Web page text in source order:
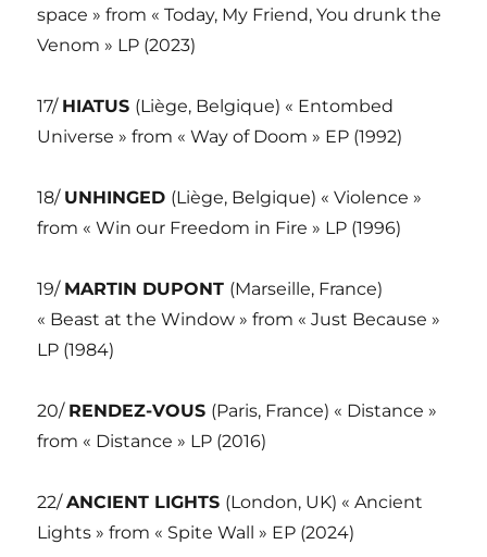
space » from « Today, My Friend, You drunk the
Venom » LP (2023)
17/ HIATUS (Liège, Belgique) « Entombed
Universe » from « Way of Doom » EP (1992)
18/ UNHINGED (Liège, Belgique) « Violence »
from « Win our Freedom in Fire » LP (1996)
19/ MARTIN DUPONT (Marseille, France)
« Beast at the Window » from « Just Because »
LP (1984)
20/ RENDEZ-VOUS (Paris, France) « Distance »
from « Distance » LP (2016)
22/ANCIENT LIGHTS (London, UK) « Ancient
Lights » from « Spite Wall » EP (2024)